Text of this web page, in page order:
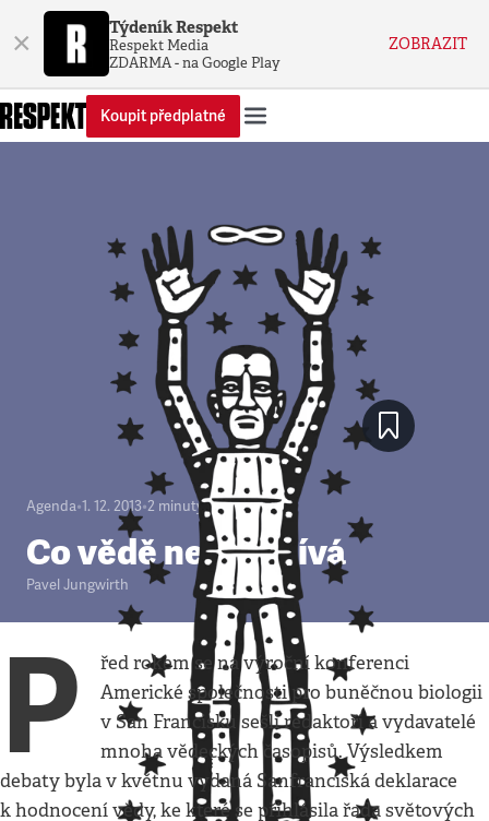
× Týdeník Respekt
Respekt Media
ZDARMA - na Google Play
ZOBRAZIT
Koupit předplatné
Agenda•1. 12. 2013•2 minuty
Co vědě neprospívá
Pavel Jungwirth
P
řed rokem se na výroční konferenci
Americké společnosti pro buněčnou biologii
v San Francisku sešli redaktoři a vydavatelé
mnoha vědeckých časopisů. Výsledkem
debaty byla v květnu vydaná Sanfranciská deklarace
k hodnocení vědy, ke které se přihlásila řada světových